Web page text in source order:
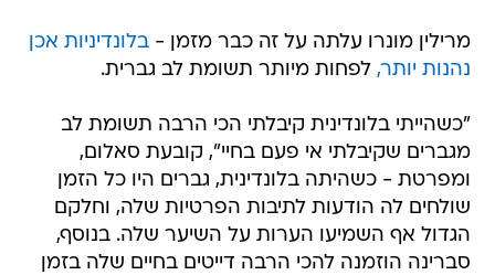
מרילין מונרו עלתה על זה כבר מזמן -בלונדיניות אכן
נהנות יותר, לפחות מיותר תשומת לב גברית.
"כשהייתי בלונדינית קיבלתי הכי הרבה תשומת לב
מגברים שקיבלתי אי פעם בחיי", קובעת סאלום,
ומפרטת - כשהיתה בלונדינית, גברים היו כל הזמן
שולחים לה הודעות לתיבות הפרטיות שלה, וחלקם
הגדול אף השמיעו הערות על השיער שלה. בנוסף,
סברינה הוזמנה להכי הרבה דייטים בחיים שלה בזמן